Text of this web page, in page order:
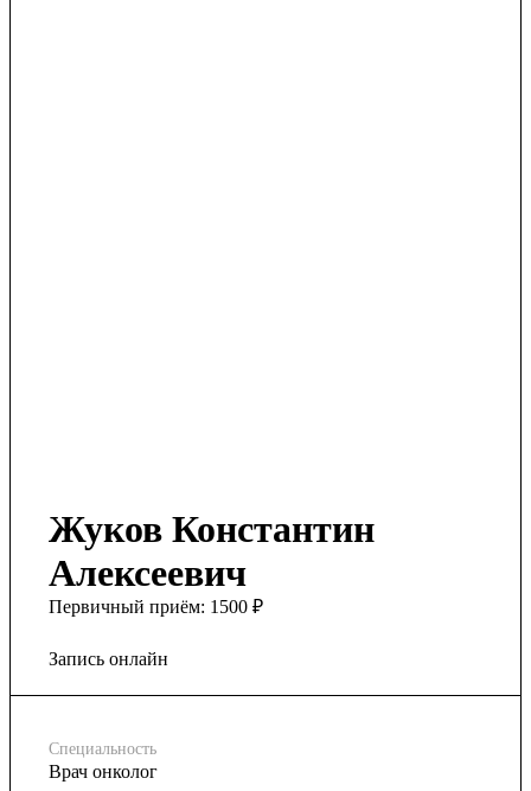
Жуков Константин
Алексеевич
Первичный приём: 1500 ₽
Запись онлайн
Специальность
Врач онколог